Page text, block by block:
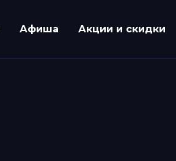
Афиша Акции и скидки